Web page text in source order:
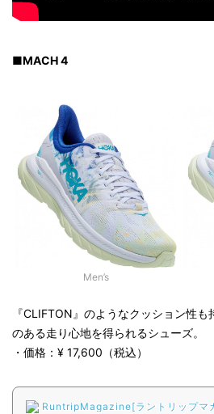
■MACH 4
Men’s
『CLIFTON』のようなクッション性
のある走り心地を得られるシューズ。
・価格：¥ 17,600（税込）
RuntripMagazine[ラントリップマ